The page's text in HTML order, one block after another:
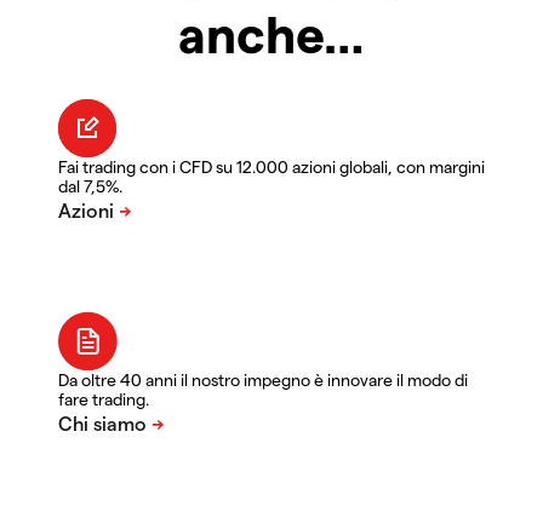
anche…
Fai trading con i CFD su 12.000 azioni globali, con margini
dal 7,5%.
Da oltre 40 anni il nostro impegno è innovare il modo di
fare trading.